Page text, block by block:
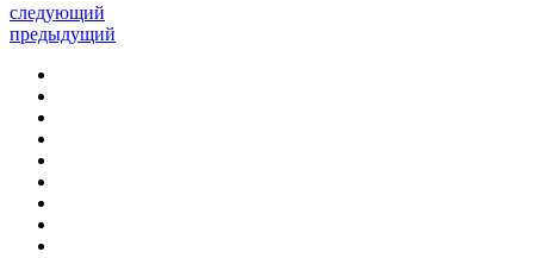
следующий
предыдущий